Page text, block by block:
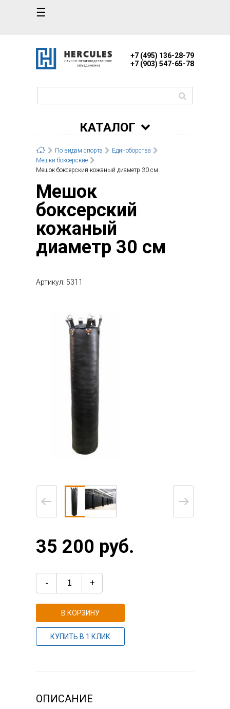
☰
+7 (495) 136-28-79
+7 (903) 547-65-78
КАТАЛОГ
По видам спорта
Единоборства
Мешки боксерские
Мешок боксерский кожаный диаметр 30 см
Мешок
боксерский
кожаный
диаметр 30 см
Артикул: 5311
35 200 руб.
- +
В КОРЗИНУ
КУПИТЬ В 1 КЛИК
ОПИСАНИЕ